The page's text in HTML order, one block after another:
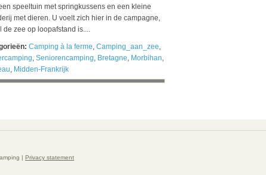
speeltuin met springkussens en een kleine
met dieren. U voelt zich hier in de campagne,
de zee op loopafstand is....
Camping à la ferme, Camping_aan_zee,
, Seniorencamping, Bretagne, Morbihan,
, Midden-Frankrijk
| Privacy statement